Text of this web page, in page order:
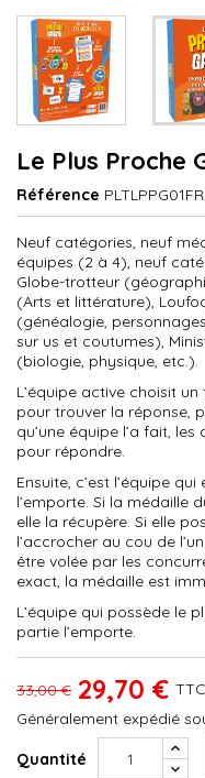
Le Plus Proche
Référence PLTLPPG01FR
Neuf catégories, neuf
équipes (2 à 4), neuf
Globe-trotteur
(Arts et littérature),
(généalogie,
sur us et coutumes),
(biologie, physique, etc.).
L’équipe active choisit
pour trouver la réponse,
qu’une équipe l’a fait,
pour répondre.
Ensuite, c’est l’équipe
l’emporte. Si la médaille
elle la récupère. Si elle
l’accrocher au cou de
être volée par les
exact, la médaille est
L’équipe qui possède le
partie l’emporte.
33,00 € 29,70 € TTC
Généralement expédié
Quantité